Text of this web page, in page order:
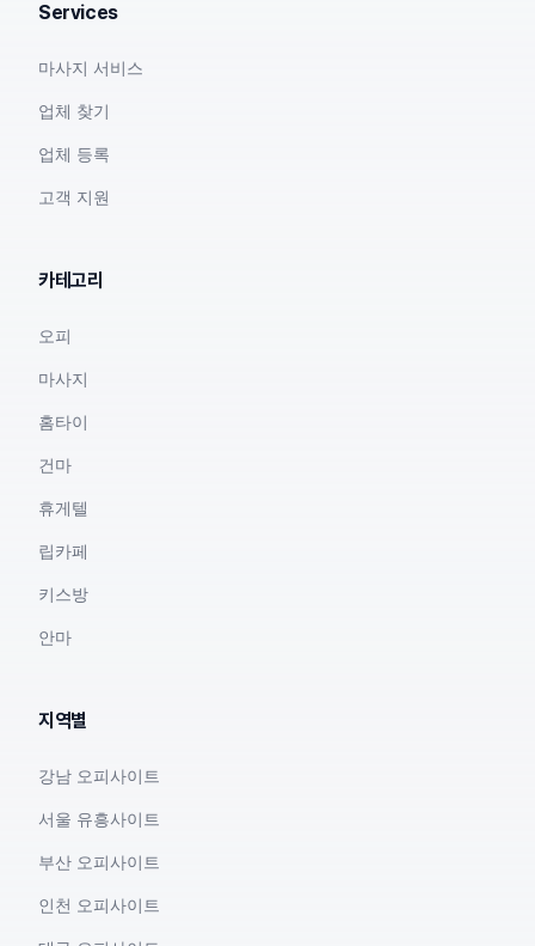
Services
마사지 서비스
업체 찾기
업체 등록
고객 지원
카테고리
오피
마사지
홈타이
건마
휴게텔
립카페
키스방
안마
지역별
강남 오피사이트
서울 유흥사이트
부산 오피사이트
인천 오피사이트